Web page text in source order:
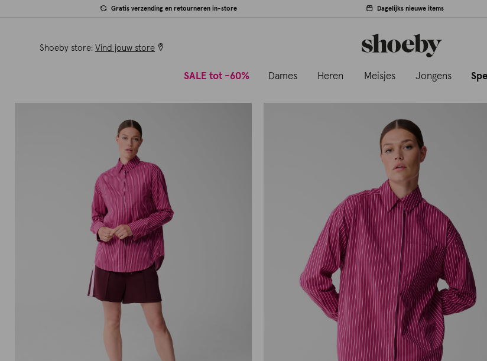
Gratis verzending en retourneren in-store Dagelijks nieuwe items
Shoeby store: Vind jouw store
SALE tot -60% Dames Heren Meisjes Jongens